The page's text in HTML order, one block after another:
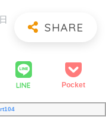
LINE Pocket